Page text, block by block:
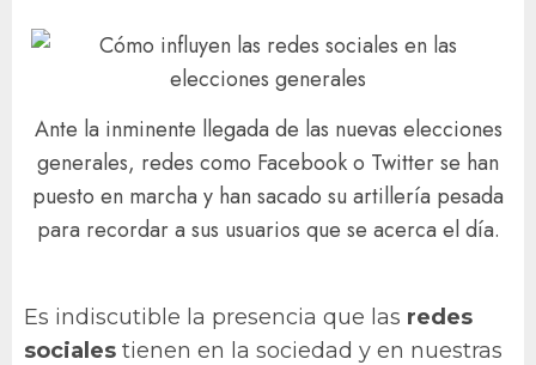
Ante la inminente llegada de las nuevas elecciones
generales, redes como Facebook o Twitter se han
puesto en marcha y han sacado su artillería pesada
para recordar a sus usuarios que se acerca el día.
Es indiscutible la presencia que las redes
sociales tienen en la sociedad y en nuestras